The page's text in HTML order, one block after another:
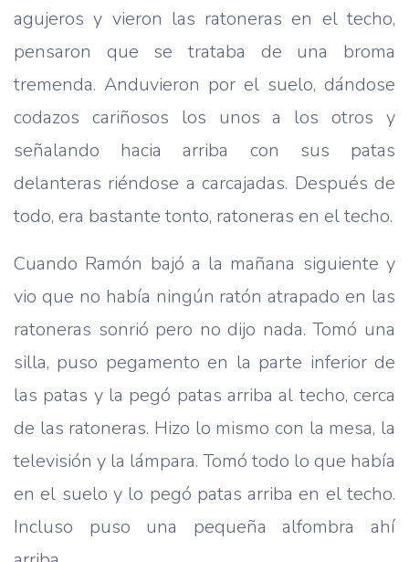
agujeros y vieron las ratoneras en el techo,
pensaron que se trataba de una broma
tremenda. Anduvieron por el suelo, dándose
codazos cariñosos los unos a los otros y
señalando hacia arriba con sus patas
delanteras riéndose a carcajadas. Después de
todo, era bastante tonto, ratoneras en el techo.
Cuando Ramón bajó a la mañana siguiente y
vio que no había ningún ratón atrapado en las
ratoneras sonrió pero no dijo nada. Tomó una
silla, puso pegamento en la parte inferior de
las patas y la pegó patas arriba al techo, cerca
de las ratoneras. Hizo lo mismo con la mesa, la
televisión y la lámpara. Tomó todo lo que había
en el suelo y lo pegó patas arriba en el techo.
Incluso puso una pequeña alfombra ahí